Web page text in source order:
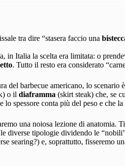
tra dire “stasera faccio una
in Italia la scelta era limitata: o
. Tutto il resto era considerato
del barbecue americano, lo
o il diaframma (skirt steak) che, se
lo spessore conta più del peso e che la
una noiosa lezione di anatomia.
diverse tipologie dividendo le
searing?) e, soprattutto, fisseremo